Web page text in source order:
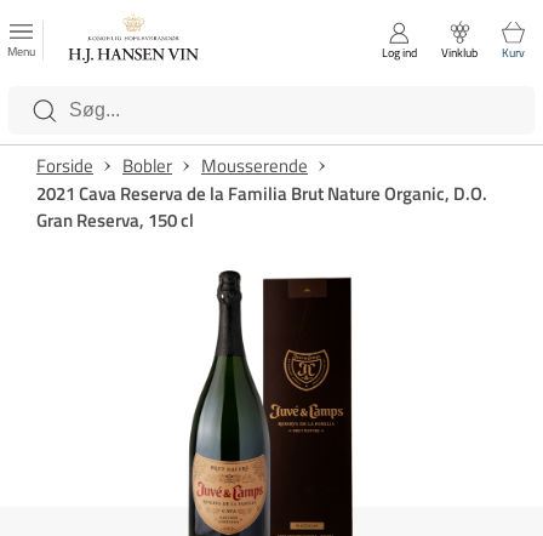
Luk
Kategorier
Menu Log ind Vinklub Kurv
Forside Bobler
Mousserende
2021 Cava Reserva de la Familia Brut Nature Organic, D.O.
Gran Reserva, 150 cl